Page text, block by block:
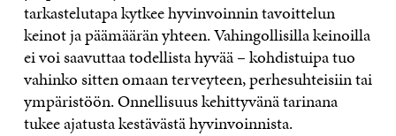
tarkastelutapa kytkee hyvinvoinnin tavoittelun
keinot ja päämäärän yhteen. Vahingollisilla keinoilla
ei voi saavuttaa todellista hyvää – kohdistuipa tuo
vahinko sitten omaan terveyteen, perhesuhteisiin tai
ympäristöön. Onnellisuus kehittyvänä tarinana
tukee ajatusta kestävästä hyvinvoinnista.